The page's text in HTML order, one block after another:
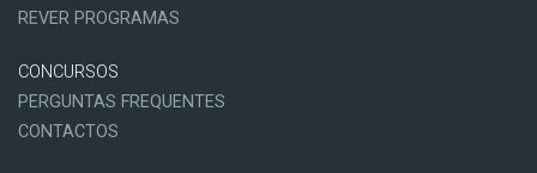
REVER PROGRAMAS
CONCURSOS
PERGUNTAS FREQUENTES
CONTACTOS